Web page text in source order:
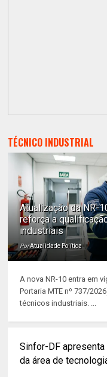
TÉCNICO INDUSTRIAL
Atualização da NR-
reforça a
industriais
PorAtualidade Política
A nova NR-10 entra em
Portaria MTE nº 737/
técnicos industriais. ...
Sinfor-DF
da área de